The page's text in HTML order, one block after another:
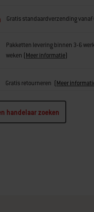
Gratis standaardverzending
Pakketten levering binnen 3-6
weken (Meer informatie)
Gratis retourneren (Meer
handelaar zoeken